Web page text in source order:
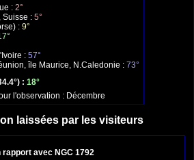
: 2°
Suisse : 5°
: 9°
: 57°
île Maurice, N.Caledonie : 73°
: 18°
l'observation : Décembre
laissées par les visiteurs
avec NGC 1792